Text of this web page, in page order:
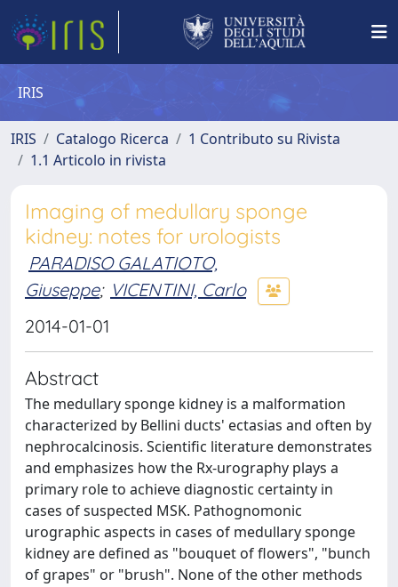
IRIS
IRIS Catalogo Ricerca
1 Contributo su Rivista
1.1 Articolo in rivista
Imaging of medullary sponge
kidney: notes for urologists
PARADISO GALATIOTO,
Giuseppe; VICENTINI, Carlo
2014-01-01
Abstract
The medullary sponge kidney is a malformation
characterized by Bellini ducts' ectasias and often by
nephrocalcinosis. Scientific literature demonstrates
and emphasizes how the Rx-urography plays a
primary role to achieve diagnostic certainty in
cases of suspected MSK. Pathognomonic
urographic aspects in cases of medullary sponge
kidney are defined as "bouquet of flowers", "bunch
of grapes" or "brush". None of the other methods